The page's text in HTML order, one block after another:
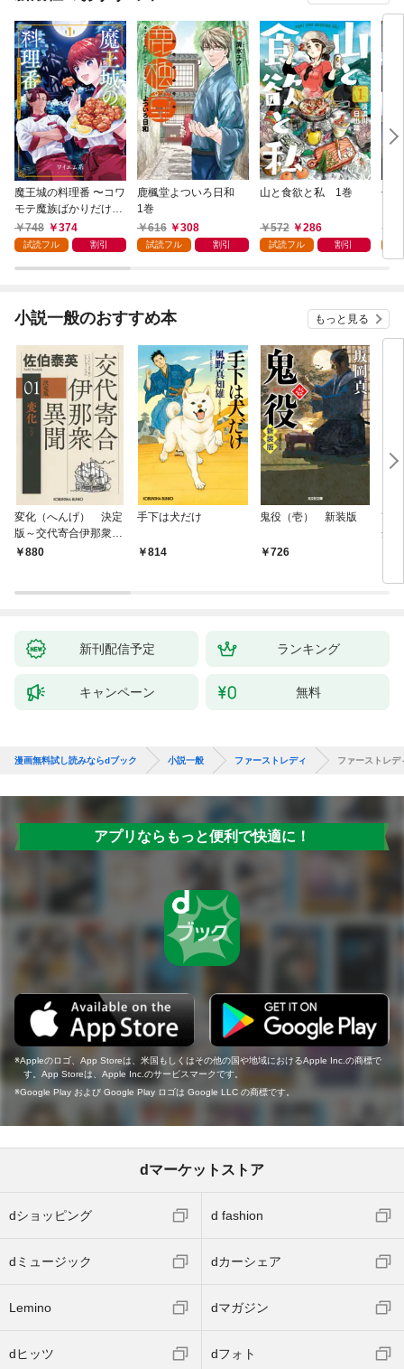
魔王城の料理番 〜コワ
モテ魔族ばかりだけ
ど、ホワイトな職場で
す〜 1巻
748 374
試読フル 割引
鹿楓堂よついろ日和
1巻
616
308
試読フル 割引
山と食欲と私 1巻
572 286
試読フル 割引
俺
る
小説一般のおすすめ本 もっと見る
変化（へんげ） 決定
版～交代寄合伊那衆異
聞（1）～
880
手下は犬だけ
814
鬼役（壱） 新装版
726
南
舟
新刊配信予定 ランキング
キャンペーン 無料
漫画無料試し読みならdブック 小説一般 ファーストレディ ファーストレデ
アプリならもっと便利で快適に！
Appleのロゴ、App Storeは、米国もしくはその他の国や地域におけるApple Inc.の商標で
す。App Storeは、Apple Inc.のサービスマークです。
Google Play および Google Play ロゴは Google LLC の商標です。
dマーケットストア
dショッピング d fashion
dミュージック dカーシェア
Lemino dマガジン
dヒッツ dフォト